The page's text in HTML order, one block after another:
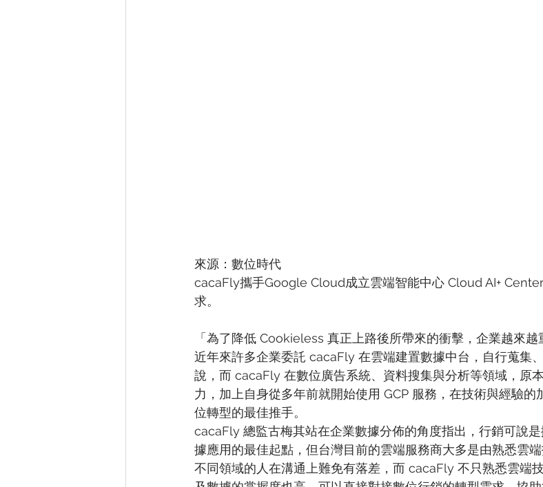
來源：數位時代
cacaFly攜手Google Cloud成立雲端智能中心 Cloud AI+
求。
「為了降低 Cookieless 真正上路後所帶來的衝擊，企業越來
近年來許多企業委託 cacaFly 在雲端建置數據中台，自行蒐集
說，而 cacaFly 在數位廣告系統、資料搜集與分析等領域，原
力，加上自身從多年前就開始使用 GCP 服務，在技術與經驗的
位轉型的最佳推手。
cacaFly 總監古梅其站在企業數據分佈的角度指出，行銷可說
據應用的最佳起點，但台灣目前的雲端服務商大多是由熟悉雲
不同領域的人在溝通上難免有落差，而 cacaFly 不只熟悉雲端